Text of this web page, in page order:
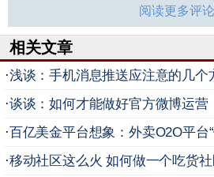
阅读更多评论
相关文章
·浅谈：手机消息推送应注意的几个
·谈谈：如何才能做好官方微博运营
·百亿美金平台想象：外卖O2O平台
0倍增速？
·移动社区这么火 如何做一个吃货社